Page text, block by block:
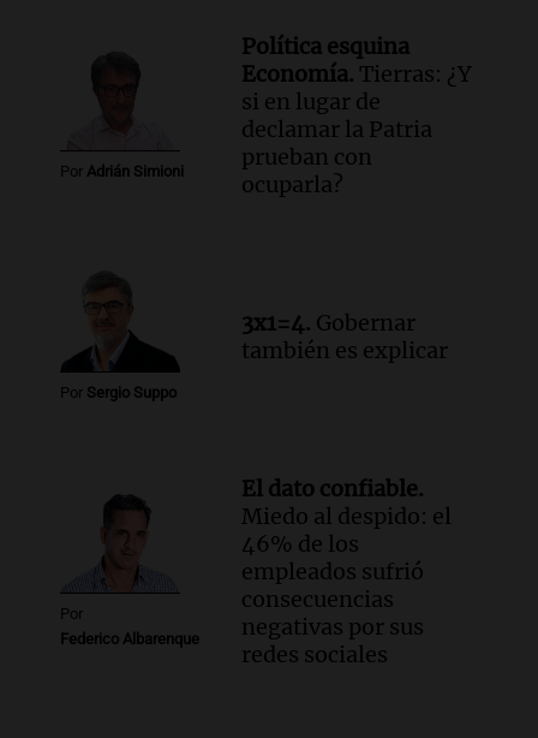
Manifestación en Rosario contra
la ley de Propiedad Privada debatida en
el Senado.
Viva la Radio Rosario
Episodios
Luis Juez cuestionó la polémica
Informados al regreso
Episodios
Por Adrián Simioni
Política esquina
Economía. Tierras: ¿Y
si en lugar de
declamar la Patria
prueban con
ocuparla?
Por Sergio Suppo
3x1=4. Gobernar
también es explicar
Por
Federico Albarenque
El dato confiable.
Miedo al despido: el
46% de los
empleados sufrió
consecuencias
negativas por sus
redes sociales